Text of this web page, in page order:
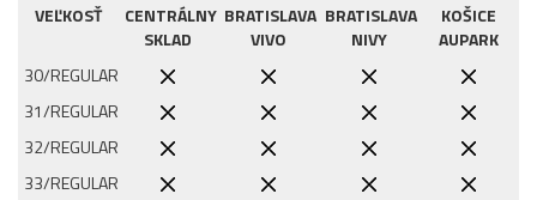
VEĽKOSŤ
CENTRÁLNY
SKLAD
BRATISLAVA
VIVO
BRATISLAVA
NIVY
KOŠICE
AUPARK
30/REGULAR
31/REGULAR
32/REGULAR
33/REGULAR